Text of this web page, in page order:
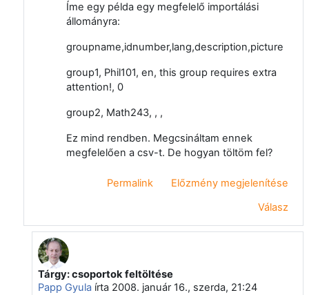
Íme egy példa egy megfelelő importálási
állományra:
groupname,idnumber,lang,description,picture
group1, Phil101, en, this group requires extra
attention!, 0
group2, Math243, , ,
Ez mind rendben. Megcsináltam ennek
megfelelően a csv-t. De hogyan töltöm fel?
Permalink
Előzmény megjelenítése
Válasz
Válasz erre: Takács Ottó
Tárgy: csoportok feltöltése
Papp Gyulaírta 2008. január 16., szerda, 21:24